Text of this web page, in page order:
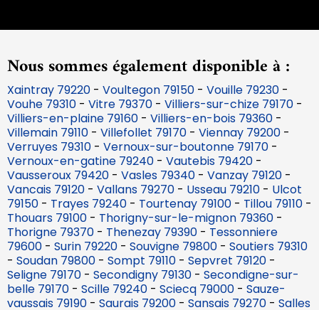
Nous sommes également disponible à :
Xaintray 79220 - Voultegon 79150 - Vouille 79230 -
Vouhe 79310 - Vitre 79370 - Villiers-sur-chize 79170 -
Villiers-en-plaine 79160 - Villiers-en-bois 79360 -
Villemain 79110 - Villefollet 79170 - Viennay 79200 -
Verruyes 79310 - Vernoux-sur-boutonne 79170 -
Vernoux-en-gatine 79240 - Vautebis 79420 -
Vausseroux 79420 - Vasles 79340 - Vanzay 79120 -
Vancais 79120 - Vallans 79270 - Usseau 79210 - Ulcot
79150 - Trayes 79240 - Tourtenay 79100 - Tillou 79110 -
Thouars 79100 - Thorigny-sur-le-mignon 79360 -
Thorigne 79370 - Thenezay 79390 - Tessonniere
79600 - Surin 79220 - Souvigne 79800 - Soutiers 79310
- Soudan 79800 - Sompt 79110 - Sepvret 79120 -
Seligne 79170 - Secondigny 79130 - Secondigne-sur-
belle 79170 - Scille 79240 - Sciecq 79000 - Sauze-
vaussais 79190 - Saurais 79200 - Sansais 79270 - Salles